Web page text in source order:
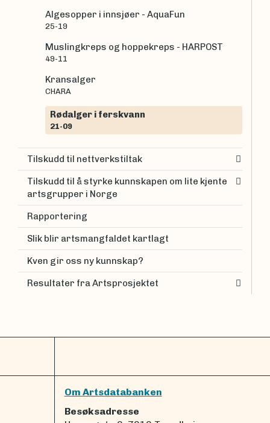
Algesopper i innsjøer - AquaFun
25-19
Muslingkreps og hoppekreps - HARPOST
49-11
Kransalger
CHARA
Rødalger i ferskvann
21-09
Tilskudd til nettverkstiltak
Tilskudd til å styrke kunnskapen om lite kjente
artsgrupper i Norge
Rapportering
Slik blir artsmangfaldet kartlagt
Kven gir oss ny kunnskap?
Resultater fra Artsprosjektet
Om Artsdatabanken
Besøksadresse